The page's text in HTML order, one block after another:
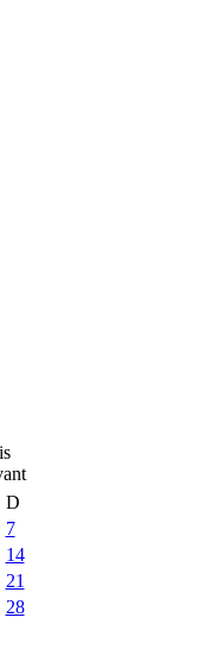
D
7
14
21
28